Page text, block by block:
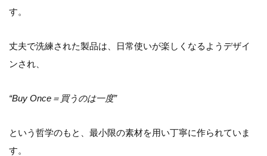
す。
丈夫で洗練された製品は、日常使いが楽しくなるようデザイ
ンされ、
“Buy Once＝買うのは一度”
という哲学のもと、最小限の素材を用い丁寧に作られていま
す。